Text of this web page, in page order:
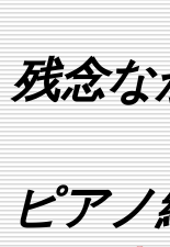
残念な
ピアノ